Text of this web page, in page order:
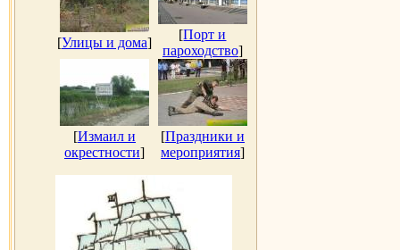
[Улицы и дома]
[Порт и
пароходство]
[Измаил и
окрестности]
[Праздники и
мероприятия]